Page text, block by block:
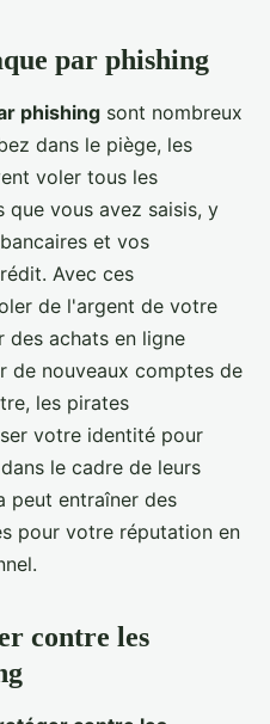
par phishing
phishing sont nombreux
dans le piège, les
voler tous les
que vous avez saisis, y
et vos
Avec ces
de l'argent de votre
achats en ligne
de nouveaux comptes de
les pirates
votre identité pour
le cadre de leurs
peut entraîner des
pour votre réputation en
contre les